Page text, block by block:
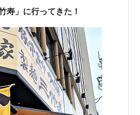
で脇役の域を出ない…
」に行ってきた！